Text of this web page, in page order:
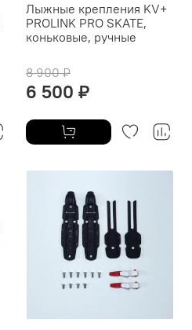
Лыжные крепления KV+
PROLINK PRO SKATE,
коньковые, ручные
8 900 ₽
6 500 ₽